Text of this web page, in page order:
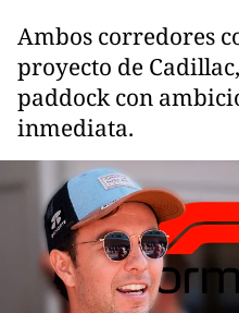
Ambos corredores
proyecto de
paddock con
inmediata.